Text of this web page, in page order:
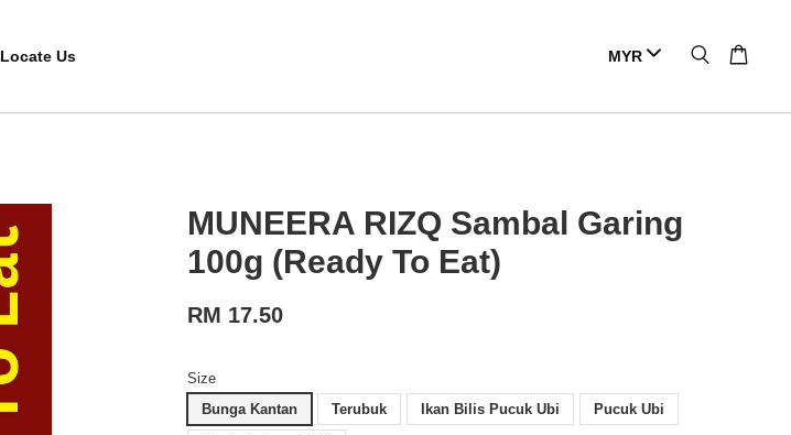
Locate Us
MUNEERA RIZQ Sambal Garing
100g (Ready To Eat)
RM 17.50
Size
Bunga Kantan
Terubuk Ikan Bilis Pucuk Ubi Pucuk Ubi